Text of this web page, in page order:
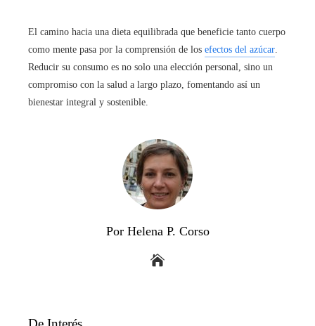
El camino hacia una dieta equilibrada que beneficie tanto cuerpo
como mente pasa por la comprensión de los efectos del azúcar.
Reducir su consumo es no solo una elección personal, sino un
compromiso con la salud a largo plazo, fomentando así un
bienestar integral y sostenible.
Por Helena P. Corso